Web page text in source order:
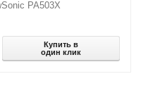
PA503X
Купить в
один клик